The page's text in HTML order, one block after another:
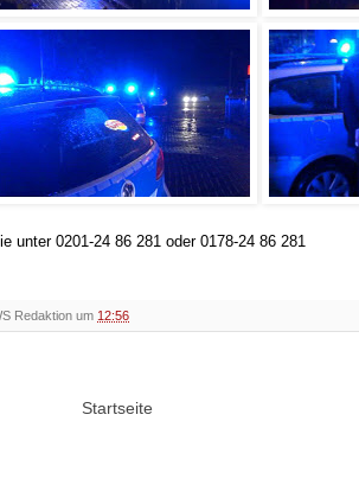
unter 0201-24 86 281 oder 0178-24 86 281
Redaktion um 12:56
Startseite